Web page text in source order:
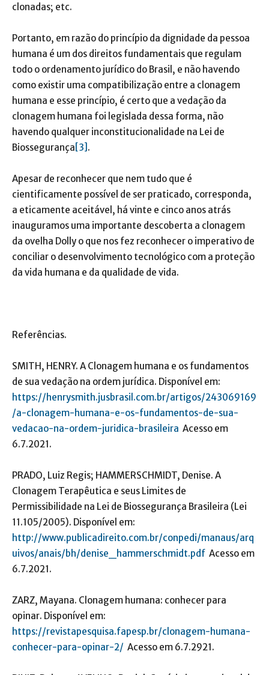
clonadas; etc.
Portanto, em razão do princípio da dignidade da pessoa
humana é um dos direitos fundamentais que regulam
todo o ordenamento jurídico do Brasil, e não havendo
como existir uma compatibilização entre a clonagem
humana e esse princípio, é certo que a vedação da
clonagem humana foi legislada dessa forma, não
havendo qualquer inconstitucionalidade na Lei de
Biossegurança [3] .
Apesar de reconhecer que nem tudo que é
cientificamente possível de ser praticado, corresponda,
a eticamente aceitável, há vinte e cinco anos atrás
inauguramos uma importante descoberta a clonagem
da ovelha Dolly o que nos fez reconhecer o imperativo de
conciliar o desenvolvimento tecnológico com a proteção
da vida humana e da qualidade de vida.
Referências.
SMITH, HENRY. A Clonagem humana e os fundamentos
de sua vedação na ordem jurídica. Disponível em:
https://henrysmith.jusbrasil.com.br/artigos/243069169
/a-clonagem-humana-e-os-fundamentos-de-sua-
vedacao-na-ordem-juridica-brasileira Acesso em
6.7.2021.
PRADO, Luiz Regis; HAMMERSCHMIDT, Denise. A
Clonagem Terapêutica e seus Limites de
Permissibilidade na Lei de Biossegurança Brasileira (Lei
11.105/2005). Disponível em:
http://www.publicadireito.com.br/conpedi/manaus/arq
uivos/anais/bh/denise_hammerschmidt.pdf Acesso em
6.7.2021.
ZARZ, Mayana. Clonagem humana: conhecer para
opinar. Disponível em:
https://revistapesquisa.fapesp.br/clonagem-humana-
conhecer-para-opinar-2/ Acesso em 6.7.2921.